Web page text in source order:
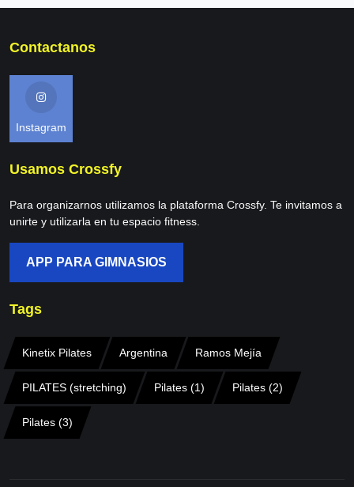
Contactanos
Instagram
Usamos Crossfy
Para organizarnos utilizamos la plataforma Crossfy. Te invitamos a
unirte y utilizarla en tu espacio fitness.
APP PARA GIMNASIOS
Tags
Kinetix Pilates Argentina Ramos Mejía
PILATES (stretching) Pilates (1) Pilates (2)
Pilates (3)